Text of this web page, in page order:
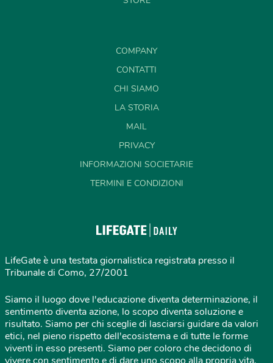
COMPANY
CONTATTI
CHI SIAMO
LA STORIA
MAIL
PRIVACY
INFORMAZIONI SOCIETARIE
TERMINI E CONDIZIONI
LifeGate è una testata giornalistica registrata presso il
Tribunale di Como, 27/2001
Siamo il luogo dove l'educazione diventa determinazione, il
sentimento diventa azione, lo scopo diventa soluzione e
risultato. Siamo per chi sceglie di lasciarsi guidare da valori
etici, nel pieno rispetto dell'ecosistema e di tutte le forme
viventi in esso presenti. Siamo per coloro che decidono di